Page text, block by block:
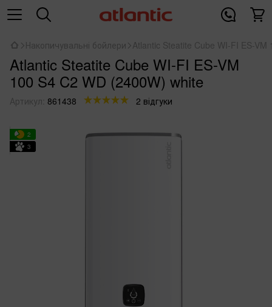
Накопичувальні бойлери Atlantic Steatite Cube WI-FI ES-
Atlantic Steatite Cube WI-FI ES-VM
100 S4 C2 WD (2400W) white
Артикул: 861438 2 відгуки
2
3